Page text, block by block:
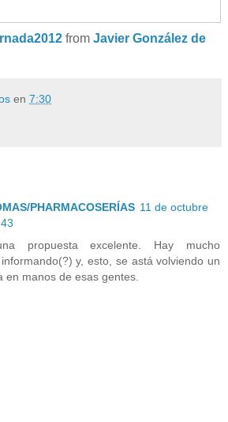
from Javier González de
en 7:30
PHARMACOSERÍAS 11 de octubre
propuesta excelente. Hay mucho
y, esto, se astá volviendo un
en manos de esas gentes.